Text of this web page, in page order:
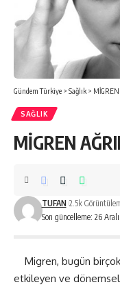
Gündem Türkiye > Sağlık >
SAĞLIK
MİGREN
Son güncelleme: 26
TUFAN 2.5k
Migren, bugün
etkileyen ve dönemsel